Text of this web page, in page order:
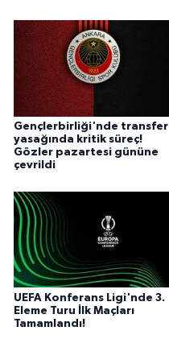
Gençlerbirliği'nde transfer
yasağında kritik süreç!
Gözler pazartesi gününe
çevrildi
UEFA Konferans Ligi'nde 3.
Eleme Turu İlk Maçları
Tamamlandı!